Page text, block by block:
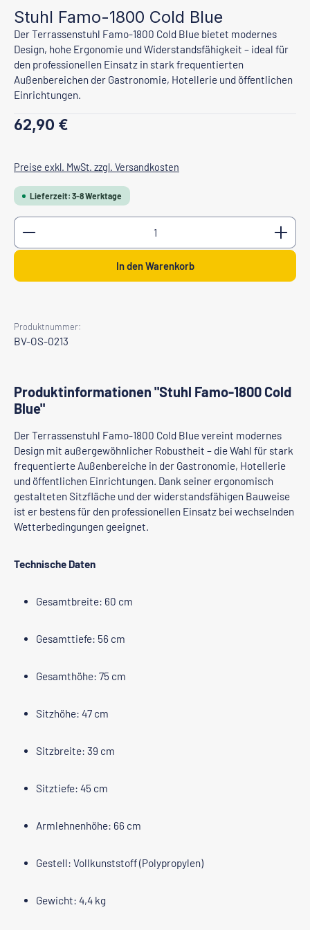
Stuhl Famo-1800 Cold Blue
Der Terrassenstuhl Famo-1800 Cold Blue bietet modernes
Design, hohe Ergonomie und Widerstandsfähigkeit – ideal für
den professionellen Einsatz in stark frequentierten
Außenbereichen der Gastronomie, Hotellerie und öffentlichen
Einrichtungen.
Regulärer Preis:
62,90 €
Preise exkl. MwSt. zzgl. Versandkosten
Lieferzeit: 3-8 Werktage
Produkt Anzahl: Gib den gewünschten Wert ein
In den Warenkorb
Produktnummer:
BV-OS-0213
Produktinformationen "Stuhl Famo-1800 Cold
Blue"
Der Terrassenstuhl Famo-1800 Cold Blue vereint modernes
Design mit außergewöhnlicher Robustheit – die Wahl für stark
frequentierte Außenbereiche in der Gastronomie, Hotellerie
und öffentlichen Einrichtungen. Dank seiner ergonomisch
gestalteten Sitzfläche und der widerstandsfähigen Bauweise
ist er bestens für den professionellen Einsatz bei wechselnden
Wetterbedingungen geeignet.
Technische Daten
Gesamtbreite: 60 cm
Gesamttiefe: 56 cm
Gesamthöhe: 75 cm
Sitzhöhe: 47 cm
Sitzbreite: 39 cm
Sitztiefe: 45 cm
Armlehnenhöhe: 66 cm
Gestell: Vollkunststoff (Polypropylen)
Gewicht: 4,4 kg